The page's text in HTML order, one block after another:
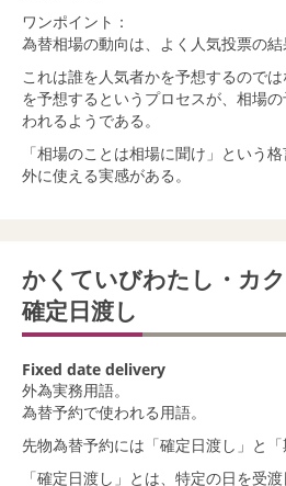
ワンポイント：
為替相場の動向は、よく人気投票の結
これは誰を人気者かを予想するので
を予想するというプロセスが、相場
われるようである。
「相場のことは相場に聞け」という
外に使える実感がある。
かくていびわたし・カ
確定日渡し
Fixed date delivery
外為実務用語。
為替予約で使われる用語。
先物為替予約には「確定日渡し」と「
「確定日渡し」とは、特定の日を受